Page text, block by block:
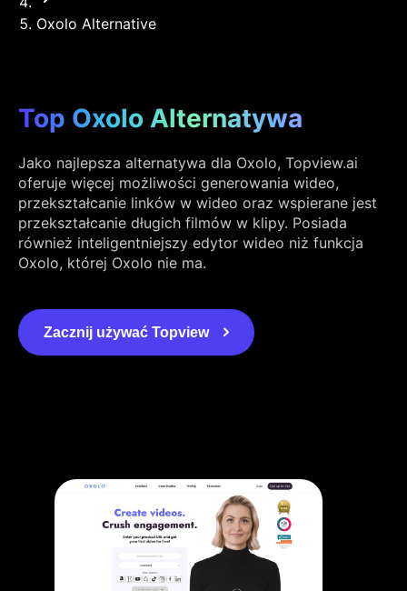
Oxolo Alternative
Top Oxolo Alternatywa
Jako najlepsza alternatywa dla Oxolo, Topview.ai
oferuje więcej możliwości generowania wideo,
przekształcanie linków w wideo oraz wspierane jest
przekształcanie długich filmów w klipy. Posiada
również inteligentniejszy edytor wideo niż funkcja
Oxolo, której Oxolo nie ma.
Zacznij używać Topview